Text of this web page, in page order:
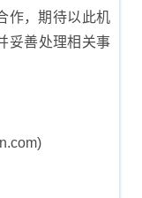
作，期待以此机
妥善处理相关事